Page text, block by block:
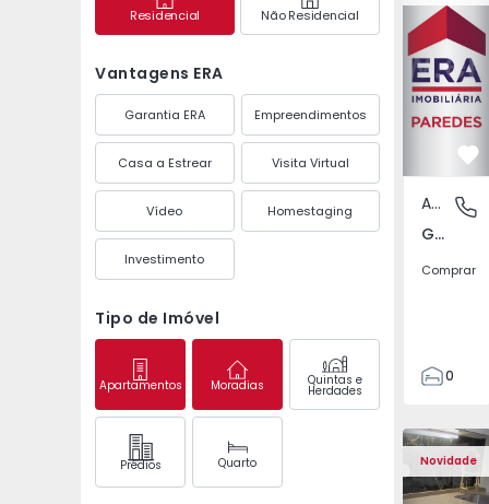
Residencial Não Residencial
Vantagens ERA
Garantia ERA Empreendimentos
Casa a Estrear Visita Virtual
Vídeo Homestaging
Investimento
Tipo de Imóvel
Apartamentos Moradias Quintas e
Herdades
Prédios Quarto
Gandra,
Apartamento
Gandra, Porto
Comprar
0
3
Novidade
Apartamento T2